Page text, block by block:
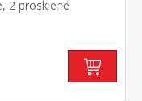
2 prosklené
kovovými pojezdy